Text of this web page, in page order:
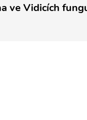
ve Vidicích